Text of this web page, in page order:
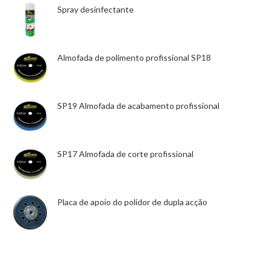
Spray desinfectante
Almofada de polimento profissional SP18
SP19 Almofada de acabamento profissional
SP17 Almofada de corte profissional
Placa de apoio do polidor de dupla acção